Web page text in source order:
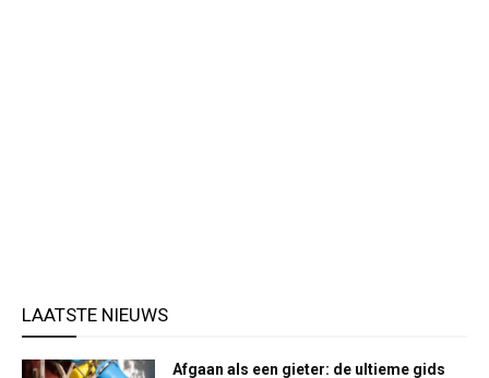
LAATSTE NIEUWS
Afgaan als een gieter: de ultieme gids